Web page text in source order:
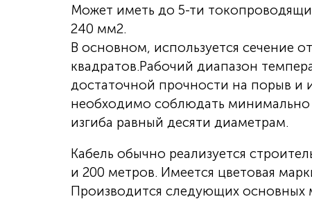
Может иметь до 5-ти
240 мм2.
В основном, используется сечение
квадратов.Рабочий диапазон
достаточной прочности на порыв и
необходимо соблюдать
изгиба равный десяти диаметрам.
Кабель обычно реализуется
и 200 метров. Имеется цветовая
Производится следующих основных